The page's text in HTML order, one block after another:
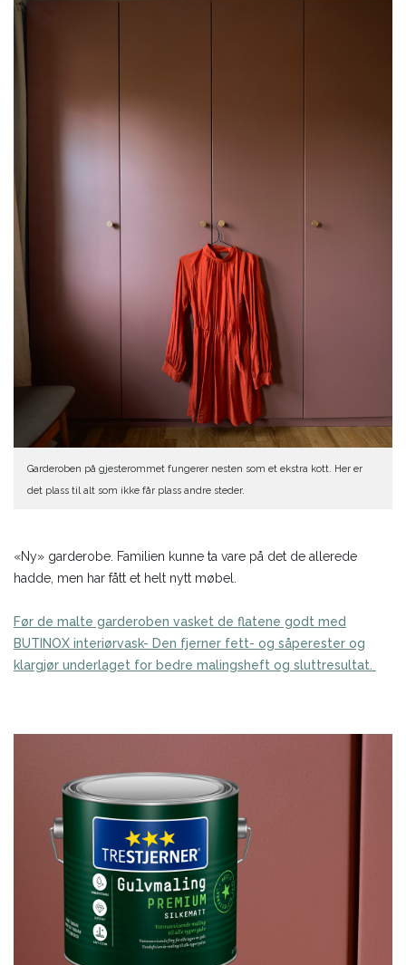
Garderoben på gjesterommet fungerer nesten som et ekstra kott. Her er
det plass til alt som ikke får plass andre steder.
«Ny» garderobe. Familien kunne ta vare på det de allerede
hadde, men har fått et helt nytt møbel.
Før de malte garderoben vasket de flatene godt med
BUTINOX interiørvask- Den fjerner fett- og såperester og
klargjør underlaget for bedre malingsheft og sluttresultat.